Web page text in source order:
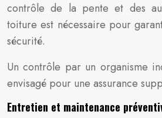
contrôle de la pente et des
toiture est nécessaire pour
sécurité.
Un contrôle par un organisme
envisagé pour une assurance
Entretien et maintenance